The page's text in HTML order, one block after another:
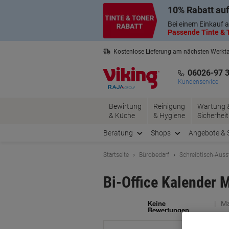
10% Rabatt
Bei einem Einkauf
Passende Tinte &
Kostenlose Lieferung am nächsten
06026-97
Kundenservice
Bewirtung
& Küche
Reinigung
& Hygiene
Wartung
Sicherheit
Beratung Shops Angebote &
Startseite Bürobedarf Schreibtisch-
Bi-Office Kalender